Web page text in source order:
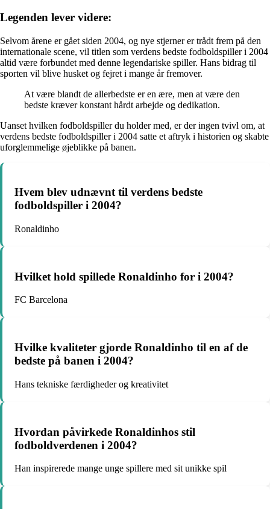
Legenden lever videre:
Selvom årene er gået siden 2004, og nye stjerner er trådt frem på den
internationale scene, vil titlen som verdens bedste fodboldspiller i 2004
altid være forbundet med denne legendariske spiller. Hans bidrag til
sporten vil blive husket og fejret i mange år fremover.
At være blandt de allerbedste er en ære, men at være den
bedste kræver konstant hårdt arbejde og dedikation.
Uanset hvilken fodboldspiller du holder med, er der ingen tvivl om, at
verdens bedste fodboldspiller i 2004 satte et aftryk i historien og skabte
uforglemmelige øjeblikke på banen.
Hvem blev udnævnt til verdens bedste
fodboldspiller i 2004?
Ronaldinho
Hvilket hold spillede Ronaldinho for i 2004?
FC Barcelona
Hvilke kvaliteter gjorde Ronaldinho til en af de
bedste på banen i 2004?
Hans tekniske færdigheder og kreativitet
Hvordan påvirkede Ronaldinhos stil
fodboldverdenen i 2004?
Han inspirerede mange unge spillere med sit unikke spil